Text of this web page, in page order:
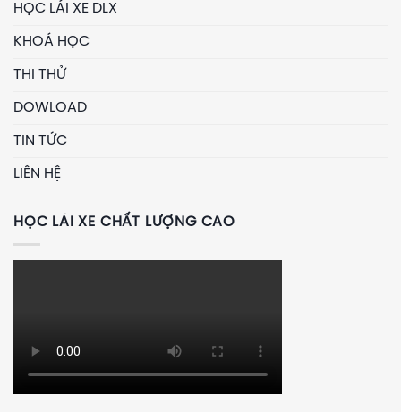
HỌC LÁI XE DLX
KHOÁ HỌC
THI THỬ
DOWLOAD
TIN TỨC
LIÊN HỆ
HỌC LÁI XE CHẤT LƯỢNG CAO